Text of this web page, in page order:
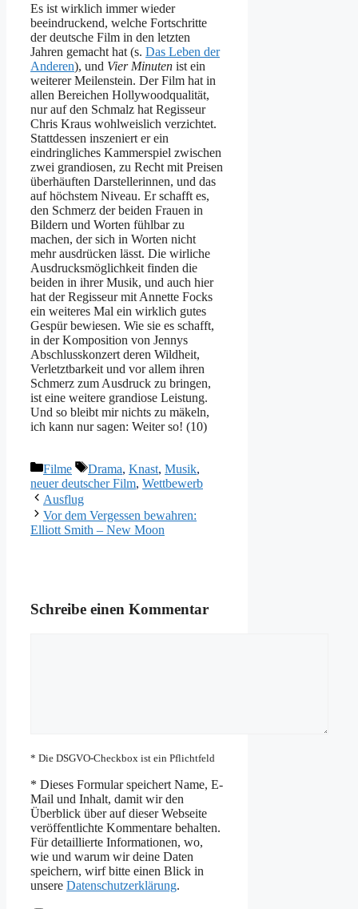
Es ist wirklich immer wieder
beeindruckend, welche Fortschritte
der deutsche Film in den letzten
Jahren gemacht hat (s. Das Leben der
Anderen), und Vier Minuten ist ein
weiterer Meilenstein. Der Film hat in
allen Bereichen Hollywoodqualität,
nur auf den Schmalz hat Regisseur
Chris Kraus wohlweislich verzichtet.
Stattdessen inszeniert er ein
eindringliches Kammerspiel zwischen
zwei grandiosen, zu Recht mit Preisen
überhäuften Darstellerinnen, und das
auf höchstem Niveau. Er schafft es,
den Schmerz der beiden Frauen in
Bildern und Worten fühlbar zu
machen, der sich in Worten nicht
mehr ausdrücken lässt. Die wirliche
Ausdrucksmöglichkeit finden die
beiden in ihrer Musik, und auch hier
hat der Regisseur mit Annette Focks
ein weiteres Mal ein wirklich gutes
Gespür bewiesen. Wie sie es schafft,
in der Komposition von Jennys
Abschlusskonzert deren Wildheit,
Verletztbarkeit und vor allem ihren
Schmerz zum Ausdruck zu bringen,
ist eine weitere grandiose Leistung.
Und so bleibt mir nichts zu mäkeln,
ich kann nur sagen: Weiter so! (10)
Kategorien
Filme Schlagwörter
Drama, Knast, Musik,
neuer deutscher Film, Wettbewerb
Ausflug
Vor dem Vergessen bewahren:
Elliott Smith – New Moon
Schreibe einen Kommentar
* Die DSGVO-Checkbox ist ein Pflichtfeld
* Dieses Formular speichert Name, E-
Mail und Inhalt, damit wir den
Überblick über auf dieser Webseite
veröffentlichte Kommentare behalten.
Für detaillierte Informationen, wo,
wie und warum wir deine Daten
speichern, wirf bitte einen Blick in
unsere Datenschutzerklärung.